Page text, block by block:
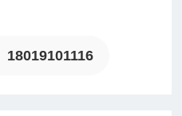
18019101116